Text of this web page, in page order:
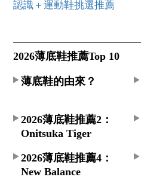
認識＋運動鞋挑選推薦
2026薄底鞋推薦Top 10
薄底鞋的由來？
2026薄底鞋推薦2：
Onitsuka Tiger
2026薄底鞋推薦4：
New Balance